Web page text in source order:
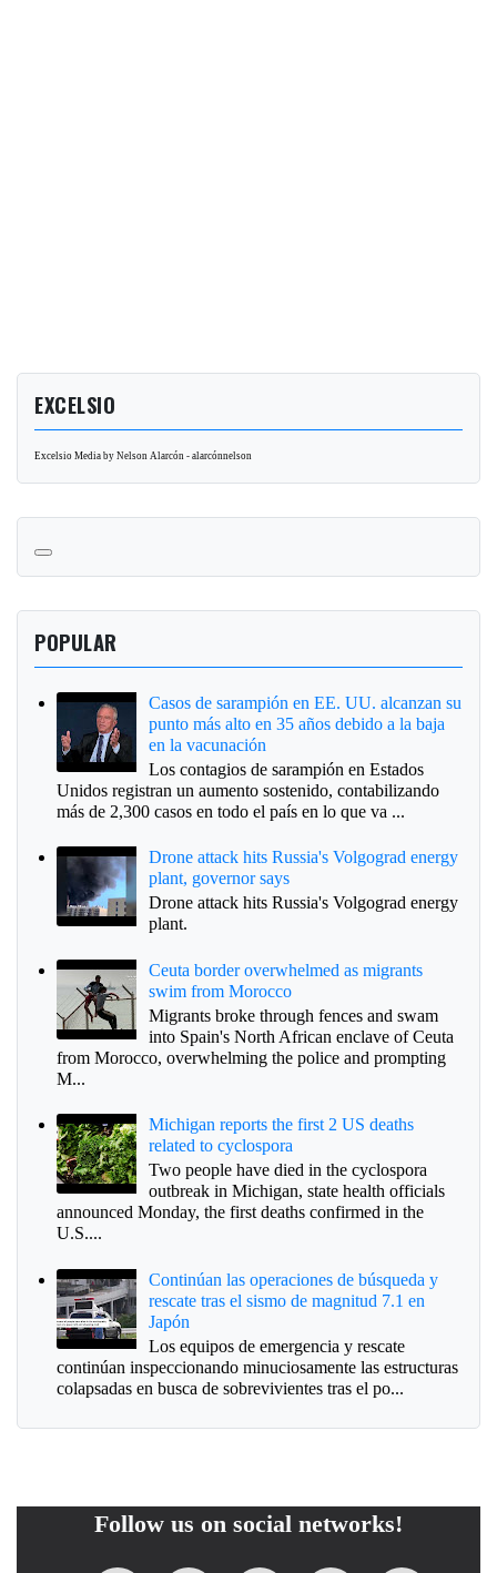
EXCELSIO
Excelsio Media by Nelson Alarcón - alarcónnelson
POPULAR
Casos de sarampión en EE. UU. alcanzan su
punto más alto en 35 años debido a la baja
en la vacunación
Los contagios de sarampión en Estados
Unidos registran un aumento sostenido, contabilizando
más de 2,300 casos en todo el país en lo que va ...
Drone attack hits Russia's Volgograd energy
plant, governor says
Drone attack hits Russia's Volgograd energy
plant.
Ceuta border overwhelmed as migrants
swim from Morocco
Migrants broke through fences and swam
into Spain's North African enclave of Ceuta
from Morocco, overwhelming the police and prompting
M...
Michigan reports the first 2 US deaths
related to cyclospora
Two people have died in the cyclospora
outbreak in Michigan, state health officials
announced Monday, the first deaths confirmed in the
U.S....
Continúan las operaciones de búsqueda y
rescate tras el sismo de magnitud 7.1 en
Japón
Los equipos de emergencia y rescate
continúan inspeccionando minuciosamente las estructuras
colapsadas en busca de sobrevivientes tras el po...
Follow us on social networks!